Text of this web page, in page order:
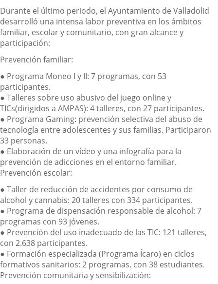
Durante el último periodo, el Ayuntamiento de Valladolid
desarrolló una intensa labor preventiva en los ámbitos
familiar, escolar y comunitario, con gran alcance y
participación:
Prevención familiar:
● Programa Moneo I y II: 7 programas, con 53
participantes.
● Talleres sobre uso abusivo del juego online y
TICs(dirigidos a AMPAS): 4 talleres, con 27 participantes.
● Programa Gaming: prevención selectiva del abuso de
tecnología entre adolescentes y sus familias. Participaron
33 personas.
● Elaboración de un vídeo y una infografía para la
prevención de adicciones en el entorno familiar.
Prevención escolar:
● Taller de reducción de accidentes por consumo de
alcohol y cannabis: 20 talleres con 334 participantes.
● Programa de dispensación responsable de alcohol: 7
programas con 93 jóvenes.
● Prevención del uso inadecuado de las TIC: 121 talleres,
con 2.638 participantes.
● Formación especializada (Programa Ícaro) en ciclos
formativos sanitarios: 2 programas, con 38 estudiantes.
Prevención comunitaria y sensibilización: